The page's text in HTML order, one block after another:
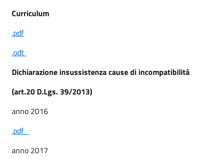
Curriculum
.pdf
.odt
Dichiarazione insussistenza cause di incompatibilità
(art.20 D.Lgs. 39/2013)
anno 2016
.pdf
anno 2017